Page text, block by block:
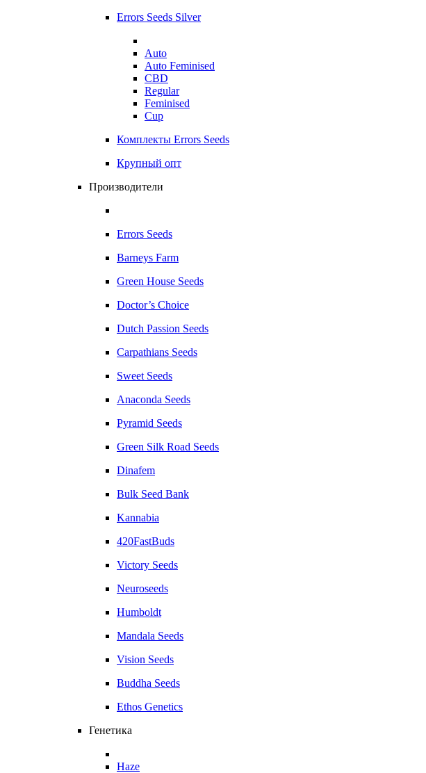
Errors Seeds Silver
Auto
Auto Feminised
CBD
Regular
Feminised
Cup
Комплекты Errors Seeds
Крупный опт
Производители
Errors Seeds
Barneys Farm
Green House Seeds
Doctor’s Choice
Dutch Passion Seeds
Carpathians Seeds
Sweet Seeds
Anaconda Seeds
Pyramid Seeds
Green Silk Road Seeds
Dinafem
Bulk Seed Bank
Kannabia
420FastBuds
Victory Seeds
Neuroseeds
Humboldt
Mandala Seeds
Vision Seeds
Buddha Seeds
Ethos Genetics
Генетика
Haze